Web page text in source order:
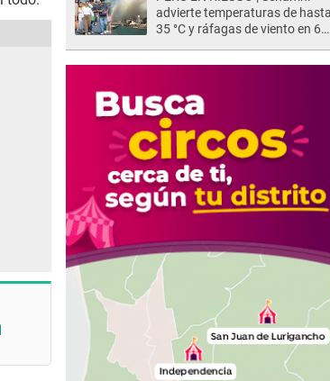
advierte temperaturas de hasta
35 °C y ráfagas de viento en 6